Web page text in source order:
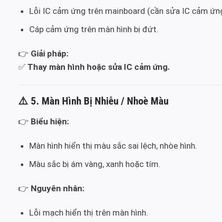
Lỗi IC cảm ứng trên mainboard (cần sửa IC cảm
Cáp cảm ứng trên màn hình bị đứt.
👉 Giải pháp:
✅ Thay màn hình hoặc sửa IC cảm ứng.
⚠️ 5. Màn Hình Bị Nhiễu / Nhoè Màu
👉 Biểu hiện:
Màn hình hiển thị màu sắc sai lệch, nhòe hình.
Màu sắc bị ám vàng, xanh hoặc tím.
👉 Nguyên nhân:
Lỗi mạch hiển thị trên màn hình.